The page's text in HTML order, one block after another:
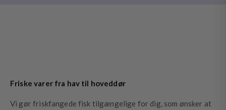
Friske varer fra hav til hoveddør
Vi gør friskfangede fisk tilgængelige for dig, som ønsker at